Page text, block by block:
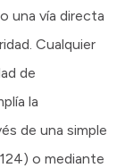
una vía directa
Cualquier
de
la
de una simple
o mediante